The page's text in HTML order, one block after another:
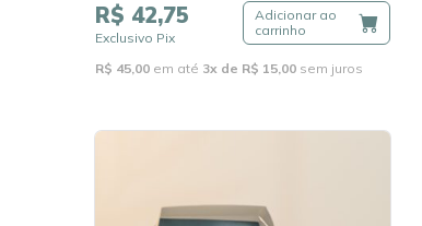
R$ 42,75
Exclusivo Pix
Adicionar ao
carrinho
R$ 45,00 em até 3x de R$ 15,00 sem juros